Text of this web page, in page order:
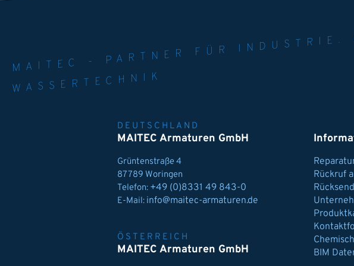
MAITEC -
WELT.
WASSERTECHNIK
DEUTSCHLAND
MAITEC Armaturen GmbH
Grüntenstraße 4
87789 Woringen
Telefon: +49 (0)8331 49 843-0
E-Mail: info@maitec-armaturen.de
ÖSTERREICH
MAITEC Armaturen GmbH
Rückruf
BIM